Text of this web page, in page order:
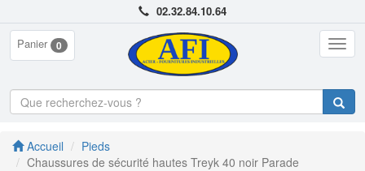
02.32.84.10.64
Panier 0
Accueil
Pieds
Chaussures de sécurité hautes Treyk 40 noir Parade